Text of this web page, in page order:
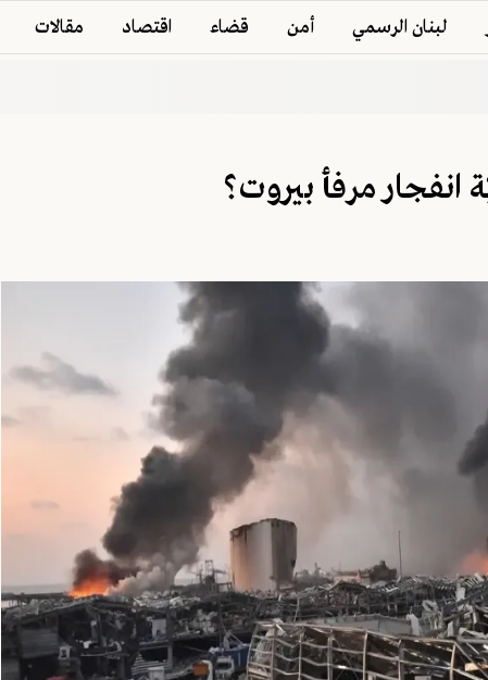
لبنان الرسمي أمن قضاء اقتصاد مقالات
مرفأ بيروت؟